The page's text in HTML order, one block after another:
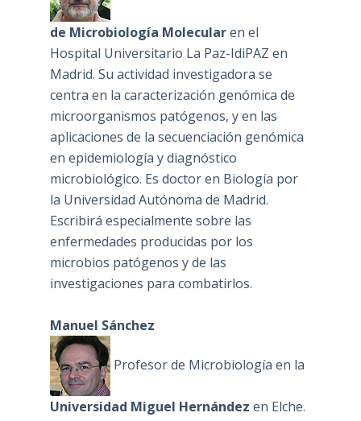
de Microbiología Molecularen el
Hospital Universitario La Paz-IdiPAZ en
Madrid. Su actividad investigadora se
centra en la caracterización genómica de
microorganismos patógenos, y en las
aplicaciones de la secuenciación genómica
en epidemiología y diagnóstico
microbiológico. Es doctor en Biología por
la Universidad Autónoma de Madrid.
Escribirá especialmente sobre las
enfermedades producidas por los
microbios patógenos y de las
investigaciones para combatirlos.
Manuel Sánchez
Profesor de Microbiología en la
Universidad Miguel Hernández en Elche.